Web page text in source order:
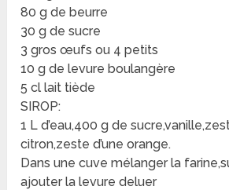
80 g de beurre
30 g de sucre
3 gros œufs ou 4 petits
10 g de levure boulangère
5 cl lait tiède
SIROP:
1 L d’eau,400 g de
citron,zeste d’une orange.
Dans une cuve mélanger la
ajouter la levure deluer